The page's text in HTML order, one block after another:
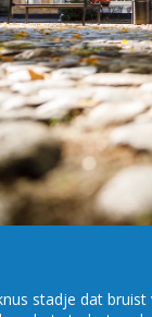
stadje dat